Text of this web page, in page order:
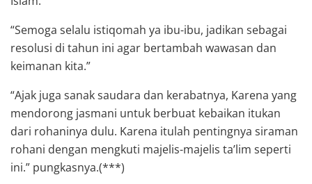
“Semoga selalu istiqomah ya ibu-ibu, jadikan sebagai
resolusi di tahun ini agar bertambah wawasan dan
keimanan kita.”
“Ajak juga sanak saudara dan kerabatnya, Karena yang
mendorong jasmani untuk berbuat kebaikan itukan
dari rohaninya dulu. Karena itulah pentingnya siraman
rohani dengan mengkuti majelis-majelis ta’lim seperti
ini.” pungkasnya.(***)